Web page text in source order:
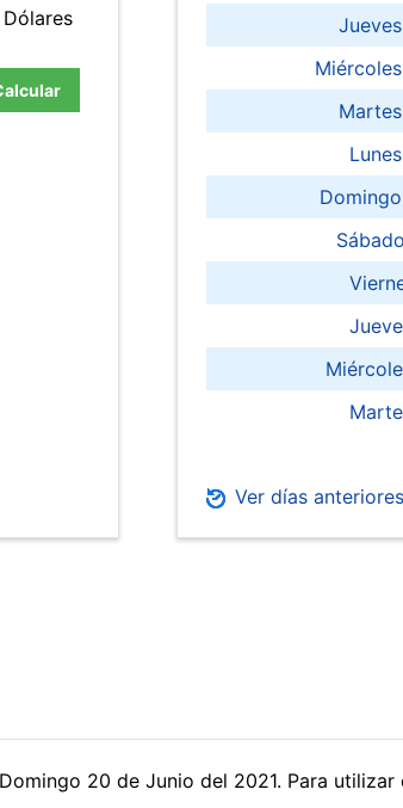
Ver días anteriores
20 de Junio del 2021. Para